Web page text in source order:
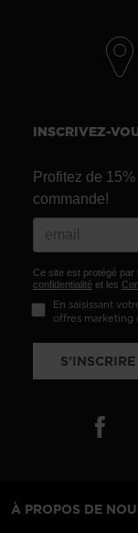
INSCRIVEZ-
Profitez de
commande!
Ce site est protégé par
confidentialité et les
En saisissant
offres marketing
S'INSCRIRE
À PROPOS DE